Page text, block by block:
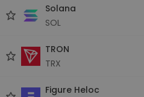
Solana
SOL
TRON
TRX
Figure Heloc